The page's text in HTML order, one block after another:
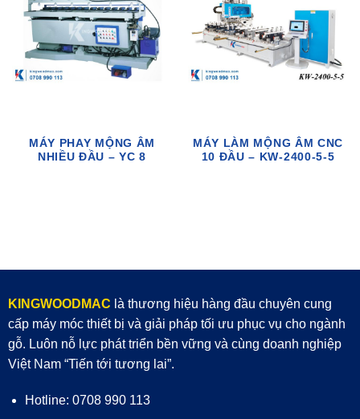
MÁY PHAY MỘNG ÂM
NHIỀU ĐẦU – YC 8
MÁY LÀM MỘNG ÂM CNC
10 ĐẦU – KW-2400-5-5
KINGWOODMAC là thương hiệu hàng đầu chuyên cung
cấp máy móc thiết bị và giải pháp tối ưu phục vụ cho ngành
gỗ. Luôn nỗ lực phát triển bền vững và cùng doanh nghiệp
Việt Nam “Tiến tới tương lai”.
Hotline: 0708 990 113